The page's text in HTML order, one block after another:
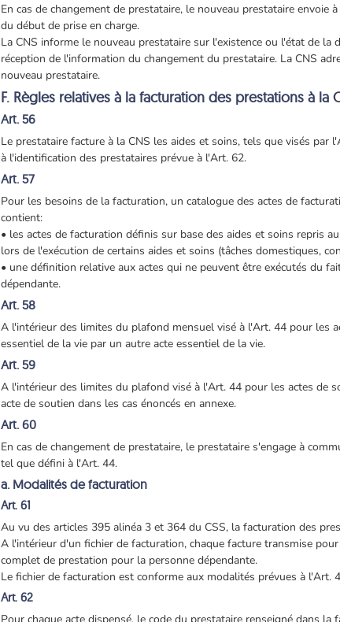
En cas de changement de prestataire, le nouveau prestataire
du début de prise en charge.
La CNS informe le nouveau prestataire sur l'existence ou l'état de
réception de l'information du changement du prestataire. La CNS
nouveau prestataire.
F. Règles relatives à la facturation des prestations à la
Art. 56
Le prestataire facture à la CNS les aides et soins, tels que visés
à l'identification des prestataires prévue à l'Art. 62.
Art. 57
Pour les besoins de la facturation, un catalogue des actes de
contient:
• les actes de facturation définis sur base des aides et soins repris
lors de l'exécution de certains aides et soins (tâches domestiques,
• une définition relative aux actes qui ne peuvent être exécutés du
dépendante.
Art. 58
A l'intérieur des limites du plafond mensuel visé à l'Art. 44 pour les
essentiel de la vie par un autre acte essentiel de la vie.
Art. 59
A l'intérieur des limites du plafond visé à l'Art. 44 pour les actes de
acte de soutien dans les cas énoncés en annexe.
Art. 60
En cas de changement de prestataire, le prestataire s'engage à
tel que défini à l'Art. 44.
a. Modalités de facturation
Art. 61
Au vu des articles 395 alinéa 3 et 364 du CSS, la facturation des
A l'intérieur d'un fichier de facturation, chaque facture transmise
complet de prestation pour la personne dépendante.
Le fichier de facturation est conforme aux modalités prévues à l'Art.
Art. 62
Pour chaque acte dispensé, le code du prestataire renseigné dans